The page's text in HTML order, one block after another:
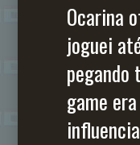
Ocarina
joguei
pegando
game